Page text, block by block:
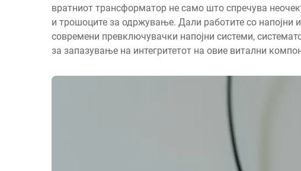
вратниот трансформатор не само што спречува
и трошоците за одржување. Дали работите со напојни
современи превключувачки напојни системи,
за запазување на интегритетот на овие витални